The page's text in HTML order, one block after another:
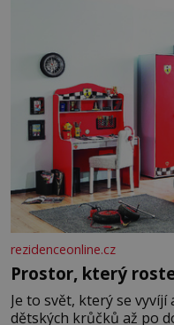
rezidenceonline.cz
Prostor, který
Je to svět, který se
dětských krůčků až po